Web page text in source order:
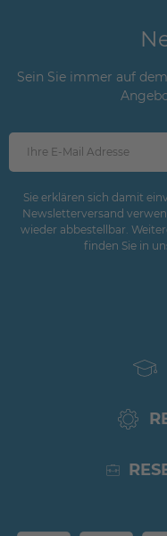
Sein Sie immer auf
Sie erklären sich damit
Newsletterversand
wieder abbestellbar.
finden Sie in